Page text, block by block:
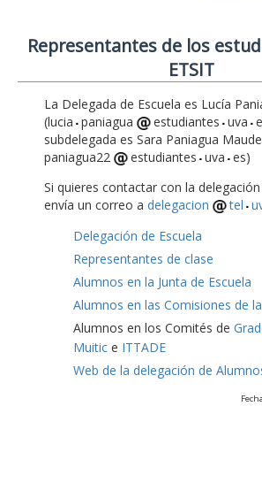
Representantes de los
ETSIT
La Delegada de Escuela es Lucía
(lucia paniagua estudiantes uva
subdelegada es Sara Paniagua
paniagua22
estudiantes uva es)
Si quieres contactar con la
envía un correo a delegacion tel
Delegación de Escuela
Representantes de clase
Alumnos en la Junta de Escuela
Alumnos en las Comisiones de
Alumnos en los Comités de
Muitic e ITTADE
Web de la delegación de